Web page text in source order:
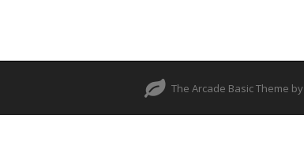
The Arcade Basic Theme by